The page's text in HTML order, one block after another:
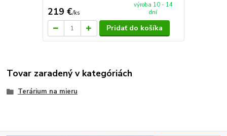
219 €/ks
výroba 10 - 14
dní
Pridať do košíka
Tovar zaradený v kategóriách
Terárium na mieru